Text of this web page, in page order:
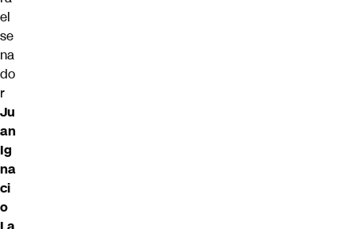
el
se
na
do
r
Ju
an
Ig
na
ci
o